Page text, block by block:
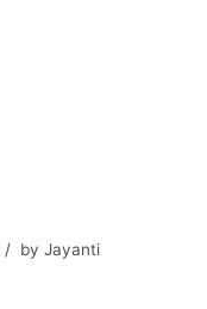
by Jayanti